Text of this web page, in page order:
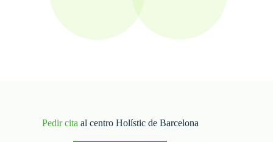
Pedir cita al centro Holístic de Barcelona